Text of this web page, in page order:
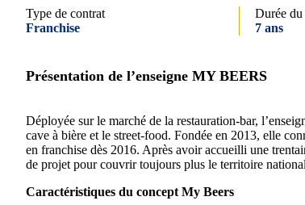
Type de contrat
Franchise
Durée
7 ans
Présentation de l’enseigne MY BEERS
Déployée sur le marché de la restauration-bar,
cave à bière et le street-food. Fondée en 2013, elle
en franchise dès 2016. Après avoir accueilli une
de projet pour couvrir toujours plus le territoire
Caractéristiques du concept My Beers